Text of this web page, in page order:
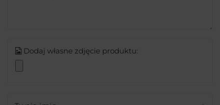
Dodaj własne zdjęcie produktu: